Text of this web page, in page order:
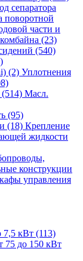
сепаратора
поворотной
части и
(23)
(540)
(2) Уплотнения
Масл.
(95)
(18) Крепление
жидкости
конструкции
управления
кВт (113)
75 до 150 кВт